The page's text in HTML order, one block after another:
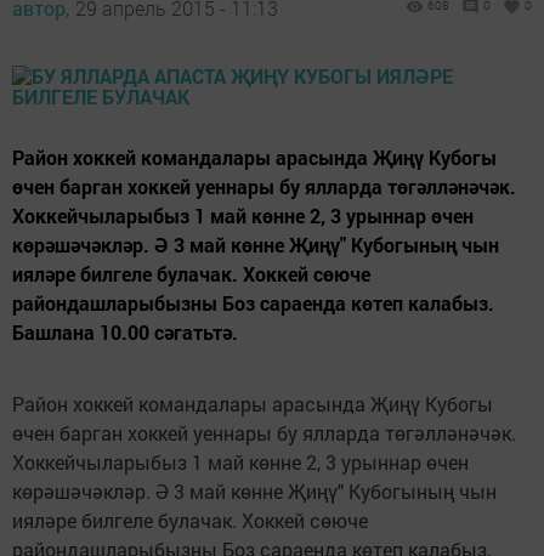
автор, 29 апрель 2015 - 11:13 608 0 0
Район хоккей командалары арасында Җиңү Кубогы
өчен барган хоккей уеннары бу ялларда төгәлләнәчәк.
Хоккейчыларыбыз 1 май көнне 2, 3 урыннар өчен
көрәшәчәкләр. Ә 3 май көнне Җиңү" Кубогының чын
ияләре билгеле булачак. Хоккей сөюче
райондашларыбызны Боз сараенда көтеп калабыз.
Башлана 10.00 сәгатьтә.
Район хоккей командалары арасында Җиңү Кубогы
өчен барган хоккей уеннары бу ялларда төгәлләнәчәк.
Хоккейчыларыбыз 1 май көнне 2, 3 урыннар өчен
көрәшәчәкләр. Ә 3 май көнне Җиңү" Кубогының чын
ияләре билгеле булачак. Хоккей сөюче
райондашларыбызны Боз сараенда көтеп калабыз.